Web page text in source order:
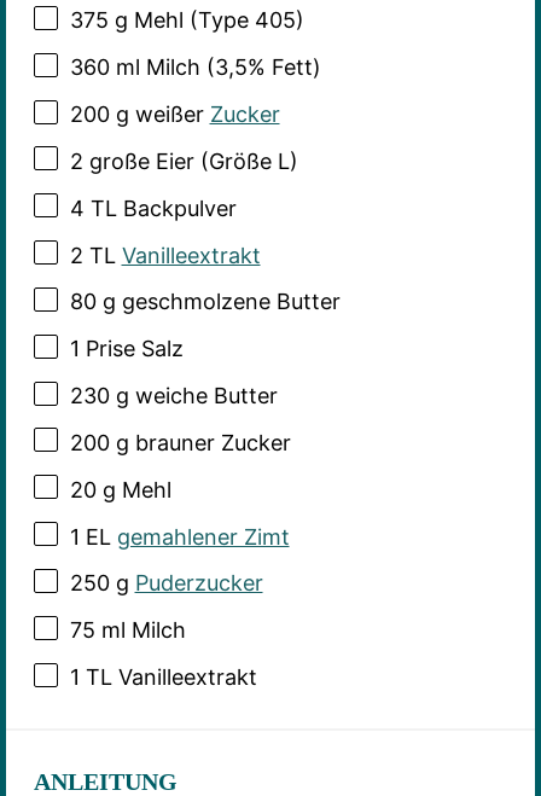
375 g Mehl (Type 405)
360ml Milch (3,5% Fett)
200 g weißer Zucker
2 große Eier (Größe L)
4 TL Backpulver
2 TL Vanilleextrakt
80 g geschmolzene Butter
1 Prise Salz
230 g weiche Butter
200 g brauner Zucker
20 g Mehl
1 EL gemahlener Zimt
250 g Puderzucker
75 ml Milch
1 TL Vanilleextrakt
ANLEITUNG